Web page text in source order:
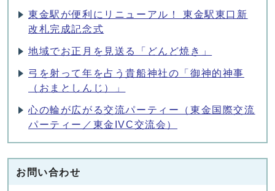
東金駅が便利にリニューアル！ 東金駅東口新
改札完成記念式
地域でお正月を見送る「どんど焼き」
弓を射って年を占う貴船神社の「御神的神事
（おまとしんじ）」
心の輪が広がる交流パーティー（東金国際交流
パーティー／東金IVC交流会）
お問い合わせ